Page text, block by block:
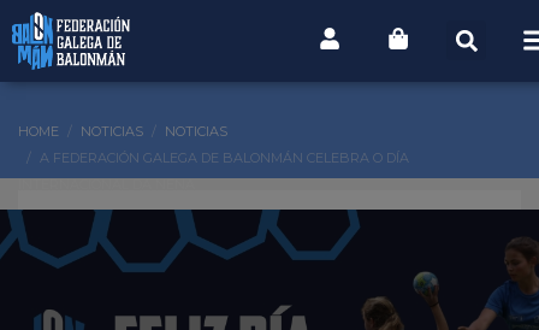
HOME NOTICIAS
NOTICIAS
A FEDERACIÓN GALEGA DE BALONMÁN CELEBRA O DÍA